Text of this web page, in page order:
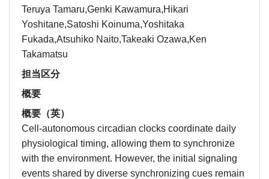
Teruya Tamaru,Genki Kawamura,Hikari
Yoshitane,Satoshi Koinuma,Yoshitaka
Fukada,Atsuhiko Naito,Takeaki Ozawa,Ken
Takamatsu
担当区分
概要
概要（英）
Cell-autonomous circadian clocks coordinate daily
physiological timing, allowing them to synchronize
with the environment. However, the initial signaling
events shared by diverse synchronizing cues remain